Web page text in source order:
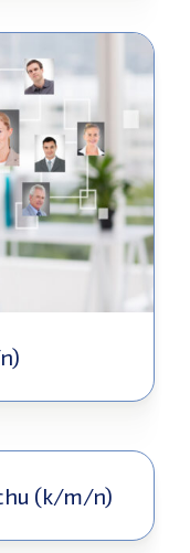
(k/m/n)